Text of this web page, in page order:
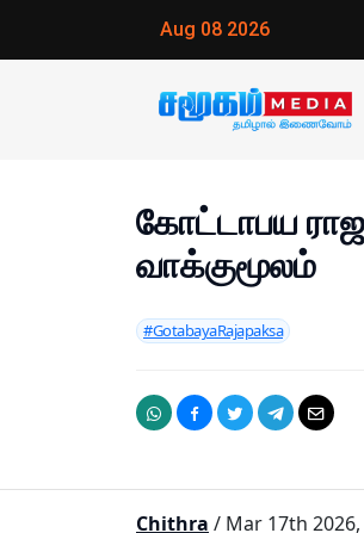
Aug 08 2026
கோட்டாபய
வாக்குமூலம்
#GotabayaRajapaksa
Chithra / Mar 17th